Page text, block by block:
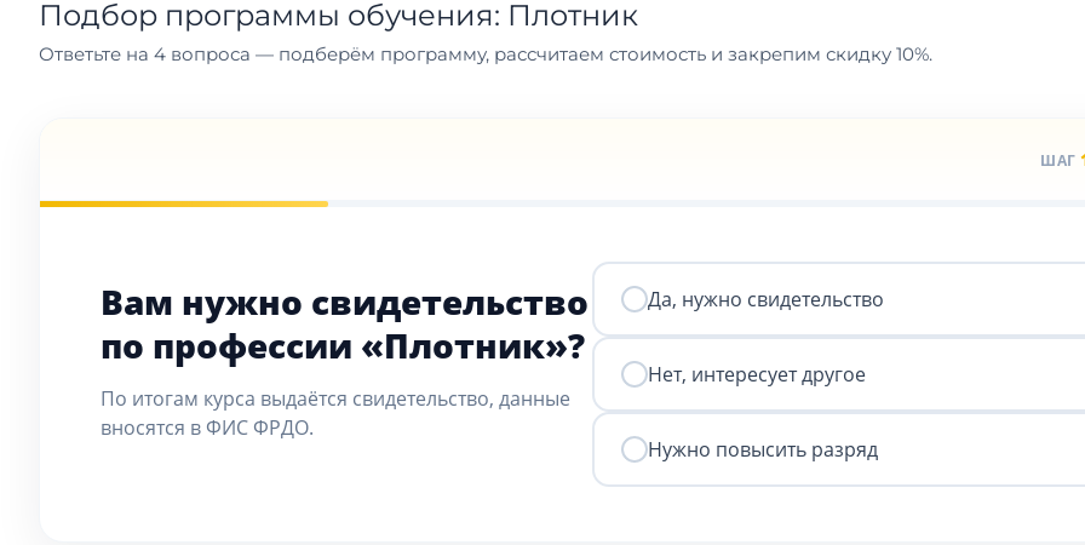
Подбор программы обучения: Плотник
Ответьте на 4 вопроса — подберём программу, рассчитаем стоимость и закрепим скидку 10%.
ШАГ
Вам нужно свидетельство
по профессии «Плотник»?
По итогам курса выдаётся свидетельство, данные
вносятся в ФИС ФРДО.
Да, нужно свидетельство
Нет, интересует другое
Нужно повысить разряд